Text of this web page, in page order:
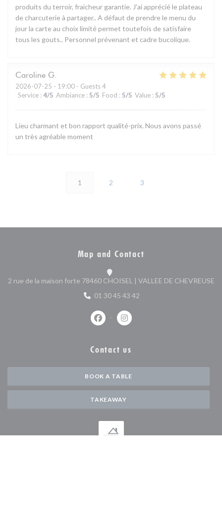
produits du terroir, fraicheur garantie. J'ai apprécié le plateau
de charcuterie à partager.. A défaut de prendre le menu du
jour la carte au choix limité permet toutefois de satisfaire
tous les gouts.. Personnel prévenant et cadre bucolique.
Caroline G
2026-07-25 - 19:00 - Guests 4
Service : 4/5 Ambiance : 5/5 Food : 5/5 Value : 5/5
Lieu charmant et bon rapport qualité-prix. Nous avons passé
un très agréable moment
1 2 3
Map and Contact
2 rue de la maison forte 78460 CHOISEL | VALLEE DE CHEVREUSE
01 30 45 43 42
Facebook ((opens in a new window))
Instagram ((opens in a new
Contact us
BOOK A TABLE
TAKEAWAY